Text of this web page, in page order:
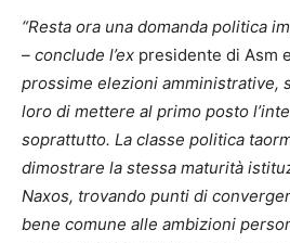
“Resta ora una domanda politica
– conclude l’ex presidente di Asm
prossime elezioni amministrative,
loro di mettere al primo posto
soprattutto. La classe politica
dimostrare la stessa maturità
Naxos, trovando punti di
bene comune alle ambizioni